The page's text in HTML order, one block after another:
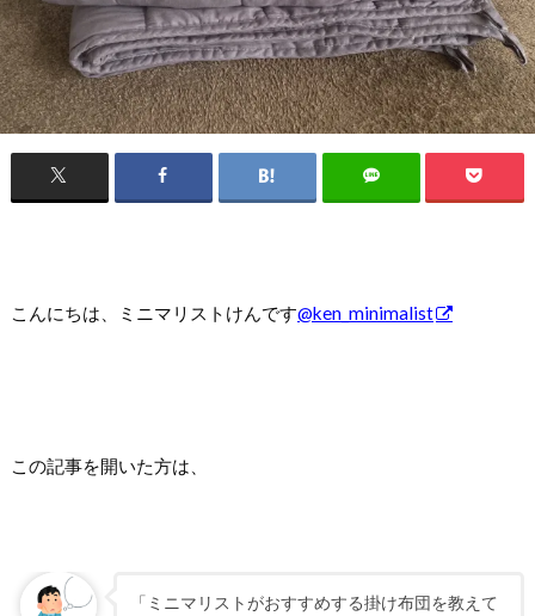
こんにちは、ミニマリストけんです@ken_minimalist
この記事を開いた方は、
「ミニマリストがおすすめする掛け布団を教えて